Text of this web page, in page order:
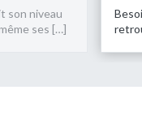
de motivation pour
le chemin de […]